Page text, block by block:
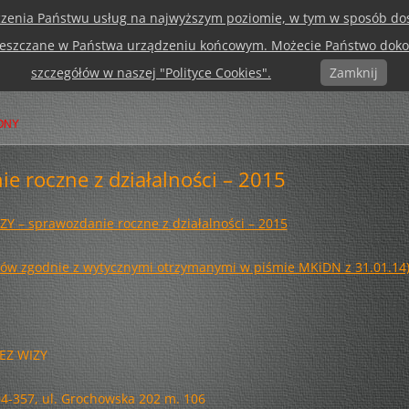
Przejdź
do
treści
FUNDACJI
AKTUALNOŚCI DOKUMENTY
STATUT
SPRAWOZDANIE ROCZNE Z
SPRAWOZDANIE ROCZNE Z
DZIAŁALNOŚCI – 2023
SPRAWOZDANIE ROCZNE Z
DZIAŁALNOŚCI – 2022
SPRAWOZDANIE ROCZNE Z
SPRAWOZDANIE ROCZNE Z
DZIAŁALNOŚCI – 2020
ARCHIWUM
ZAGUBIONY EKSPRES
ARCHITEKTURA PRZEZ BINOKLE
EKSPRES DO SZTUKI!
BIAŁA ŁĄKA W KRAINIE BAŚNI
KAŁAMARZ I PIÓRO
KONKURS
LEGENDARNE WAKACJE
ŚPIEWAMY DLA NIEPODLEGŁEJ
PROSTE PYTANIA – TRUDNE
ODPOWIEDZI
MAPA STRONY
– TO
NAGRODY
PAWANA Z MAJĄ I ZUZIĄ
ZDJĘCIA NA WILANOWIE
EDUKACJA KULTURALNA
KONESER NA PRADZE
KONSPEKTY KONSTYTUCJA DWAJ
roczne z działalności – 2015
– sprawozdanie roczne z działalności – 2015
zgodnie z wytycznymi otrzymanymi w piśmie MKiDN z 31.01.14)
WIZY
357, ul. Grochowska 202 m. 106
Państwu usług na najwyższym poziomie, w tym w sposób
w Państwa urządzeniu końcowym. Możecie Państwo
szczegółów w naszej "Polityce Cookies".
Zamknij